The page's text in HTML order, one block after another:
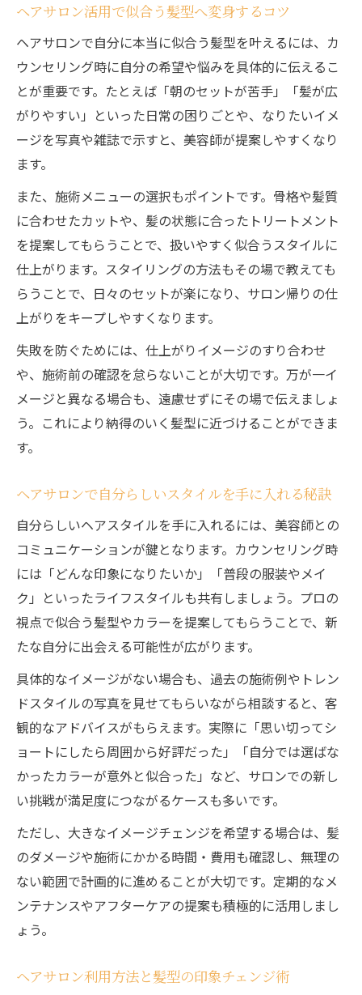
夫
美容師との信頼関係を深める伝え方
ヘアサロンで希望を伝えるコツと信頼構築
法
ヘアサロン活用で美容師と理想を共有する
方法
用術
ヘアサロンで信頼されるコミュニケーショ
ンの秘訣
ヘアサロンでの会話が仕上がりを左右する
理由
ヘアサロン利用前の髪型準備で満足度アッ
プ
ヘアサロン予約前にしておくべき事前準備
術
ヘアサロンで失敗しないための事前イメー
ジ整理
ヘアサロン活用時の髪と心の準備ポイント
なりたい髪型を実現するカウンセリング術
ヘアサロンで理想を叶えるカウンセリング
活用術
ヘアサロンカウンセリングで伝えるべきポ
イント
カウンセリングで仕上がりが変わるヘアサ
ロン利用方法
ヘアサロン利用時に役立つ具体的な相談の
コツ
なりたい髪型を叶えるヘアサロンでの伝え
方
ヘアサロン活用で似合う髪型へ変身するコツ
ヘアサロンで自分に本当に似合う髪型を叶えるには、カ
ウンセリング時に自分の希望や悩みを具体的に伝えるこ
とが重要です。たとえば「朝のセットが苦手」「髪が広
がりやすい」といった日常の困りごとや、なりたいイメ
ージを写真や雑誌で示すと、美容師が提案しやすくなり
ます。
また、施術メニューの選択もポイントです。骨格や髪質
に合わせたカットや、髪の状態に合ったトリートメント
を提案してもらうことで、扱いやすく似合うスタイルに
仕上がります。スタイリングの方法もその場で教えても
らうことで、日々のセットが楽になり、サロン帰りの仕
上がりをキープしやすくなります。
失敗を防ぐためには、仕上がりイメージのすり合わせ
や、施術前の確認を怠らないことが大切です。万が一イ
メージと異なる場合も、遠慮せずにその場で伝えましょ
う。これにより納得のいく髪型に近づけることができま
す。
ヘアサロンで自分らしいスタイルを手に入れる秘訣
自分らしいヘアスタイルを手に入れるには、美容師との
コミュニケーションが鍵となります。カウンセリング時
には「どんな印象になりたいか」「普段の服装やメイ
ク」といったライフスタイルも共有しましょう。プロの
視点で似合う髪型やカラーを提案してもらうことで、新
たな自分に出会える可能性が広がります。
具体的なイメージがない場合も、過去の施術例やトレン
ドスタイルの写真を見せてもらいながら相談すると、客
観的なアドバイスがもらえます。実際に「思い切ってシ
ョートにしたら周囲から好評だった」「自分では選ばな
かったカラーが意外と似合った」など、サロンでの新し
い挑戦が満足度につながるケースも多いです。
ただし、大きなイメージチェンジを希望する場合は、髪
のダメージや施術にかかる時間・費用も確認し、無理の
ない範囲で計画的に進めることが大切です。定期的なメ
ンテナンスやアフターケアの提案も積極的に活用しまし
ょう。
ヘアサロン利用方法と髪型の印象チェンジ術